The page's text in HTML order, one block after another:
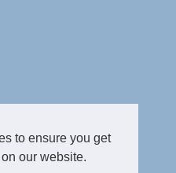
to ensure you get
our website.